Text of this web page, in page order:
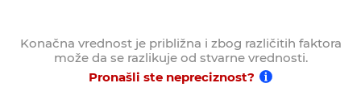
Konačna vrednost je približna i zbog različitih faktora
može da se razlikuje od stvarne vrednosti.
Pronašli ste nepreciznost?